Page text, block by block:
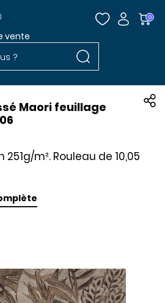
0
magasins et aller au pied
vente
site Rechercher
Maori feuillage
m². Rouleau de 10,05